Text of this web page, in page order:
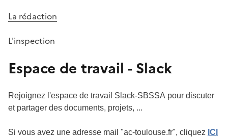
La rédaction
L'inspection
Espace de travail - Slack
Rejoignez l'espace de travail Slack-SBSSA pour discuter
et partager des documents, projets, ...
Si vous avez une adresse mail "ac-toulouse.fr", cliquez ICI